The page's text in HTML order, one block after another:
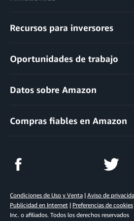
Recursos para inversores
Oportunidades de trabajo
Datos sobre Amazon
Compras fiables en Amazon
Condiciones de Uso y Venta | Aviso de
Publicidad en Internet | Preferencias de cookies
Inc. o afiliados. Todos los derechos reservados